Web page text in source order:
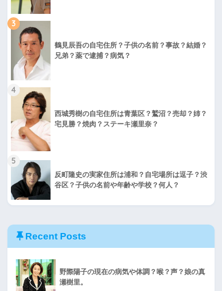
3
鶴見辰吾の自宅住所？子供の名前？事故？結婚？
兄弟？薬で逮捕？病気？
4
西城秀樹の自宅住所は青葉区？鷲沼？売却？姉？
宅見勝？焼肉？ステーキ瀬里奈？
5
反町隆史の実家住所は浦和？自宅場所は逗子？渋
谷区？子供の名前や年齢や学校？何人？
Recent Posts
野際陽子の現在の病気や体調？喉？声？娘の真
瀬樹里。